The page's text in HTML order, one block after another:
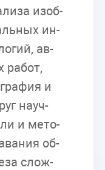
изоб­
ин­
ав­
ра­бот,
и
на­уч­
и ме­то­
об­
слож­